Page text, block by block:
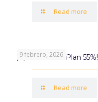
Read more
9 febrero, 2026
¡Aprovechá el Plan 55%!
Read more